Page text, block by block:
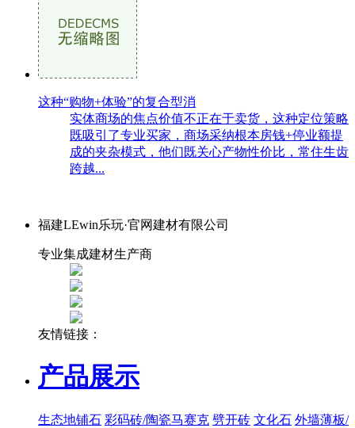
这种“购物+体验”的复合型消
实体商场的焦点价值不正在于卖货，这种定位策略
既吸引了专业买家，商场采纳根本房钱+停业额提
成的夹杂模式，他们既关心产物性价比，常住生齿
跨越...
福建LEwin乐玩·官网建材有限公司
专业集成建材生产商
友情链接：
产品展示
生态地铺石 彩码砖/陶瓷马赛克 劈开砖 文化石 外墙薄板/